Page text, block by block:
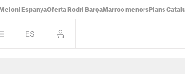
Meloni EspanyaOferta Rodri Barça Marroc menors Plans